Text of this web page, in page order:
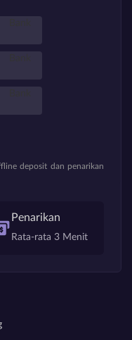
deposit dan penarikan
Penarikan
Rata-rata 3 Menit